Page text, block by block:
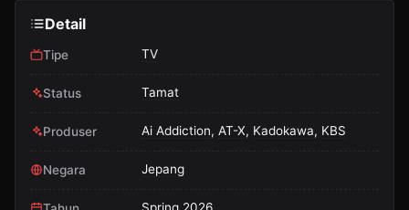
EP 03
EP 02 Replica datte, Koi wo Suru Episode 2
1 bulan lalu
Detail
Tipe TV
Status Tamat
Produser Ai Addiction, AT-X, Kadokawa, KBS
Negara Jepang
Spring 2026